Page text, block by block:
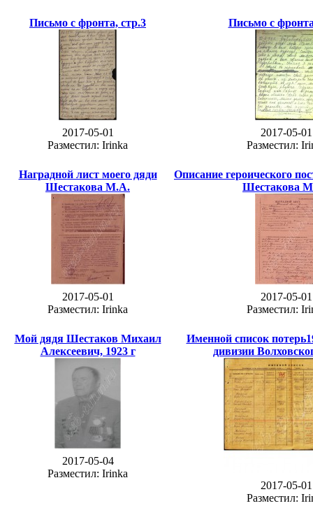
Письмо с фронта, стр.3
2017-05-01
Разместил: Irinka
Письмо с
2017-05-01
Разместил:
Наградной лист моего дяди
Шестакова М.А.
2017-05-01
Разместил: Irinka
Описание героического
Шестакова
2017-05-01
Разместил:
Мой дядя Шестаков Михаил
Алексеевич, 1923 г
2017-05-04
Разместил: Irinka
Именной список
дивизии
2017-05-01
Разместил: